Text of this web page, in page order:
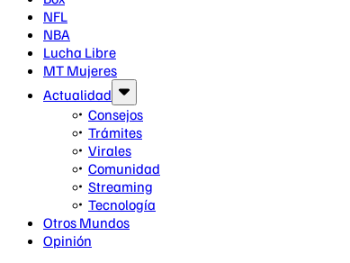
NFL
NBA
Lucha Libre
MT Mujeres
Actualidad
Consejos
Trámites
Virales
Comunidad
Streaming
Tecnología
Otros Mundos
Opinión